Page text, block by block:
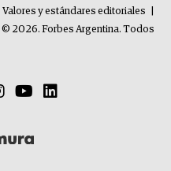
Valores y estándares editoriales
© 2026. Forbes Argentina. Todos